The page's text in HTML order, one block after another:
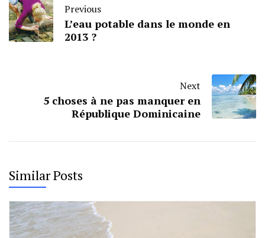
Previous
L’eau potable dans le monde en
2013 ?
Next
5 choses à ne pas manquer en
République Dominicaine
Similar Posts